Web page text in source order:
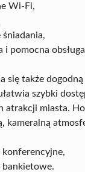
Wi-Fi,
śniadania,
i pomocna
się także
szybki
atrakcji miasta.
kameralną
konferencyjne,
bankietowe.